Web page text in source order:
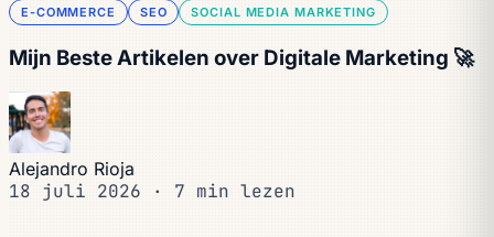
E-COMMERCE SEO SOCIAL MEDIA MARKETING
Mijn Beste Artikelen over Digitale Marketing 🚀
Alejandro Rioja
18 juli 2026 · 7 min lezen